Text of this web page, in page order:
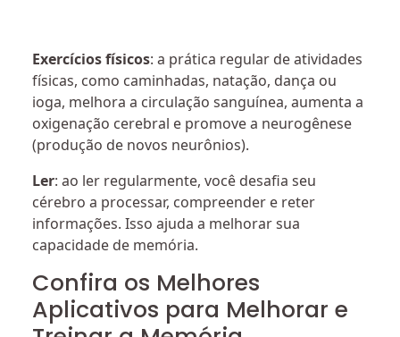
Exercícios físicos: a prática regular de atividades
físicas, como caminhadas, natação, dança ou
ioga, melhora a circulação sanguínea, aumenta a
oxigenação cerebral e promove a neurogênese
(produção de novos neurônios).
Ler: ao ler regularmente, você desafia seu
cérebro a processar, compreender e reter
informações. Isso ajuda a melhorar sua
capacidade de memória.
Confira os Melhores
Aplicativos para Melhorar e